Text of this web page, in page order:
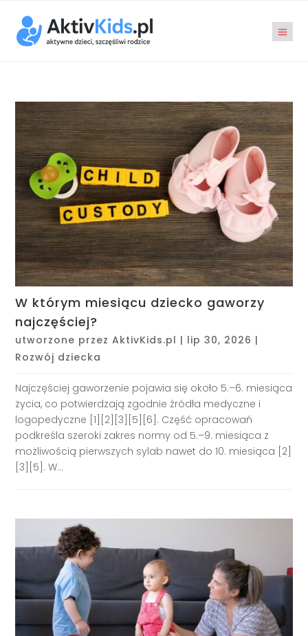
W którym miesiącu dziecko gaworzy
najczęściej?
utworzone przezAktivKids.pl | lip 30, 2026 |
Rozwój dziecka
Najczęściej gaworzenie pojawia się około 5.–6. miesiąca
życia, co potwierdzają zgodnie źródła medyczne i
logopedyczne [1][2][3][5][6]. Część opracowań
podkreśla szeroki zakres normy od 5.–9. miesiąca z
możliwością pierwszych sylab nawet do 10. miesiąca [2]
[3][5]. W...